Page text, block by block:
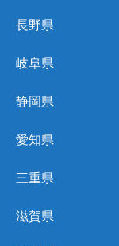
長野県
岐阜県
静岡県
愛知県
三重県
滋賀県